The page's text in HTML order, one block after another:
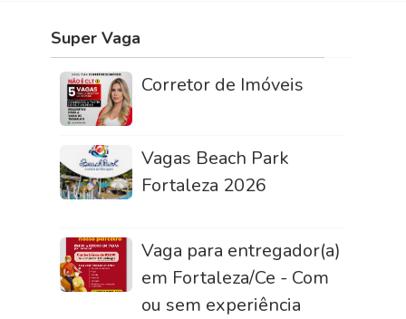
Super Vaga
Corretor de Imóveis
Vagas Beach Park
Fortaleza 2026
Vaga para entregador(a)
em Fortaleza/Ce - Com
ou sem experiência